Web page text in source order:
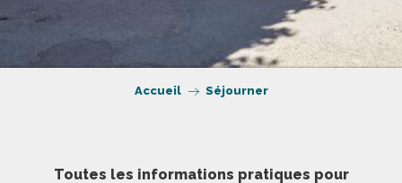
Accueil Séjourner
Toutes les informations pratiques pour